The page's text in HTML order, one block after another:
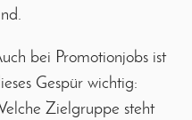
bei Promotionjobs ist
Gespür wichtig:
Zielgruppe steht